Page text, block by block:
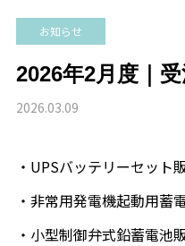
お知らせ
2026年2月度｜
2026.03.09
・UPSバッテリーセッ
・非常用発電機起動用
・小型制御弁式鉛蓄電